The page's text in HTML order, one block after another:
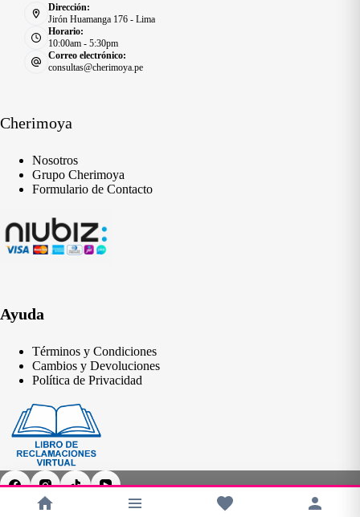
Dirección:
Jirón Huamanga 176 - Lima
Horario:
10:00am - 5:30pm
Correo electrónico:
consultas@cherimoya.pe
Cherimoya
Nosotros
Grupo Cherimoya
Formulario de Contacto
Ayuda
Términos y Condiciones
Cambios y Devoluciones
Política de Privacidad